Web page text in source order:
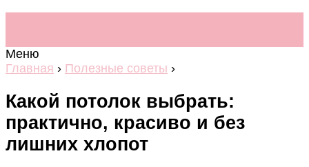
Меню
Главная › Полезные советы ›
Какой потолок выбрать:
практично, красиво и без
лишних хлопот